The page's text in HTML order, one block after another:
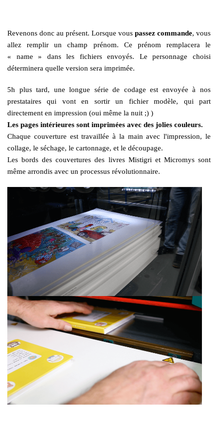
Revenons donc au présent. Lorsque vous passez commande, vous
allez remplir un champ prénom. Ce prénom remplacera le
« name » dans les fichiers envoyés. Le personnage choisi
déterminera quelle version sera imprimée.
5h plus tard, une longue série de codage est envoyée à nos
prestataires qui vont en sortir un fichier modèle, qui part
directement en impression (oui même la nuit ;) )
Les pages intérieures sont imprimées avec des jolies couleurs.
Chaque couverture est travaillée à la main avec l'impression, le
collage, le séchage, le cartonnage, et le découpage.
Les bords des couvertures des livres Mistigri et Micromys sont
même arrondis avec un processus révolutionnaire.